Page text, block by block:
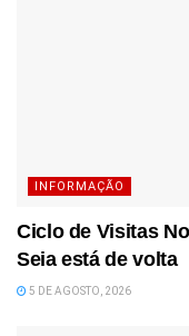
INFORMAÇÃO
Ciclo de Visitas
Seia está de volta
5 DE AGOSTO, 2026